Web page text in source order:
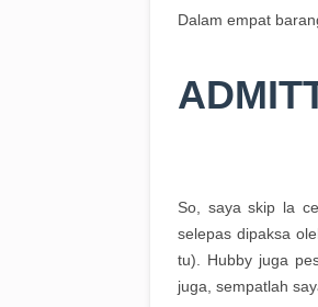
Dalam empat
So, saya skip la
selepas dipaksa
tu). Hubby juga
juga, sempatlah